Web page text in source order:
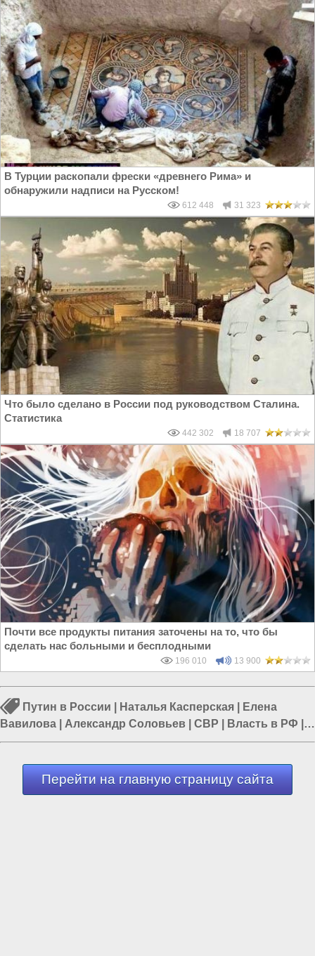
В Турции раскопали фрески «древнего Рима» и
обнаружили надписи на Русском!
612 448 31 323
Что было сделано в России под руководством Сталина.
Статистика
442 302 18 707
Почти все продукты питания заточены на то, что бы
сделать нас больными и бесплодными
196 010 13 900
Путин в России Наталья Касперская
Елена
Вавилова
Александр Соловьев СВР Власть в РФ
Многополярный мир
Перейти на главную страницу сайта